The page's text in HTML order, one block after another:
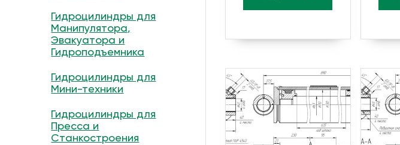
Гидроцилиндры для
Манипулятора,
Эвакуатора и
Гидроподъемника
Гидроцилиндры для
Мини-техники
Гидроцилиндры для
Пресса и
Станкостроения